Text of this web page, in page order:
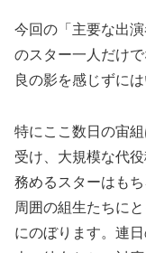
今回の「主要な出
のスター一人だけ
良の影を感じずには
特にここ数日の宙
受け、大規模な代
務めるスターはも
周囲の組生たちに
にのぼります。連